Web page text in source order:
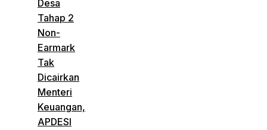
Desa
Tahap 2
Non-
Earmark
Tak
Dicairkan
Menteri
Keuangan,
APDESI